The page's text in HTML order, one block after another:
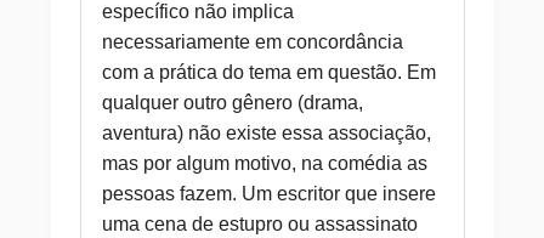
específico não implica
necessariamente em concordância
com a prática do tema em questão. Em
qualquer outro gênero (drama,
aventura) não existe essa associação,
mas por algum motivo, na comédia as
pessoas fazem. Um escritor que insere
uma cena de estupro ou assassinato